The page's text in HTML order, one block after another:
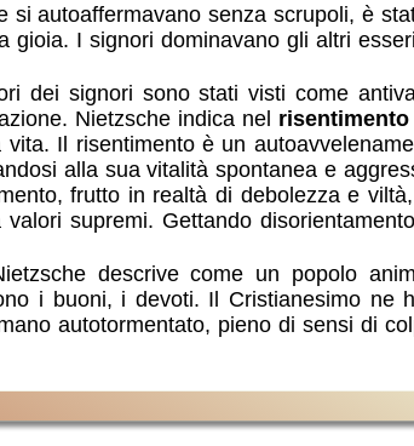
si autoaffermavano senza scrupoli, è
gioia. I signori dominavano gli altri
dei signori sono stati visti come
Nietzsche indica nel risentimento
Il risentimento è un
alla sua vitalità spontanea e
frutto in realtà di debolezza e
supremi. Gettando
descrive come un popolo
i buoni, i devoti. Il Cristianesimo ne
autotormentato, pieno di sensi di